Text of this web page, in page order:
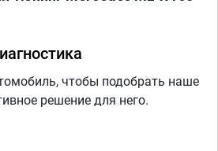
чтобы подобрать наше
решение для него.